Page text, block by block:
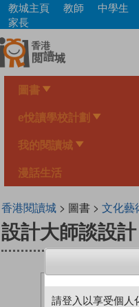
Skip
main
content
教城主頁 教師 中學生
家長
圖書
e悅讀學校計劃
我的閱讀城
漫話生活
香港閱讀城> 圖書 > 文化藝
設計大師談設計
請登入以享受個人